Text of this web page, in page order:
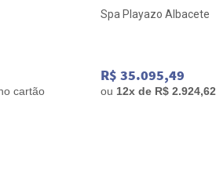
cartão
Spa Playazo Albacete
R$ 35.095,49
ou 12x de R$ 2.924,62